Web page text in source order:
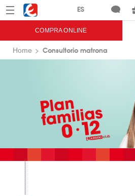
Menú Eroski
COMPRA ONLINE
Home Consultorio matrona